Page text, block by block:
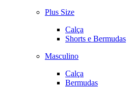
Plus Size
Calça
Shorts e Bermudas
Masculino
Calça
Bermudas